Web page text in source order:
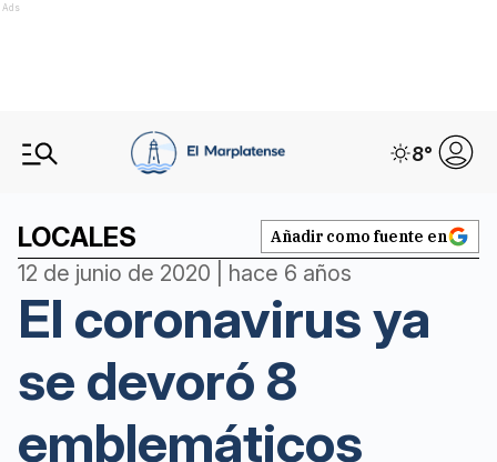
Ads
8°
LOCALES Añadir como fuente en
12 de junio de 2020 | hace 6 años
El coronavirus ya
se devoró 8
emblemáticos